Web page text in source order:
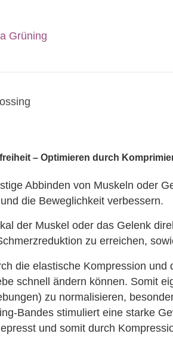
– Optimieren durch
Abbinden von Muskeln oder
die Beweglichkeit verbessern.
der Muskel oder das Gelenk
zu erreichen,
die elastische Kompression
schnell ändern können. Somit
zu normalisieren,
Bandes stimuliert eine starke
und somit durch